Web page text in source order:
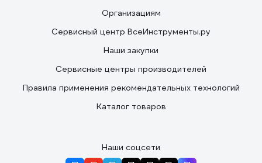
Организациям
Сервисный центр ВсеИнструменты.ру
Наши закупки
Сервисные центры производителей
Правила применения рекомендательных технологий
Каталог товаров
Наши соцсети